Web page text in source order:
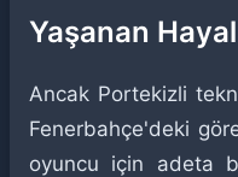
Yaşanan Hayal
Ancak Portekizli
Fenerbahçe'deki
oyuncu için adeta